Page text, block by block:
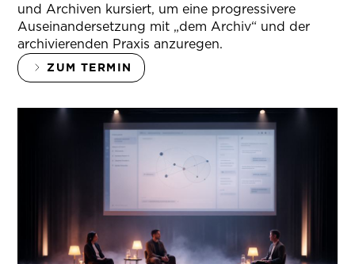
und Archiven kursiert, um eine progressivere
Auseinandersetzung mit „dem Archiv“ und der
archivierenden Praxis anzuregen.
ZUM TERMIN